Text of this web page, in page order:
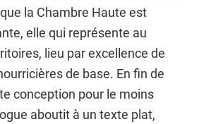
la Chambre Haute est
elle qui représente au
lieu par excellence de
de base. En fin de
conception pour le moins
aboutit à un texte plat,